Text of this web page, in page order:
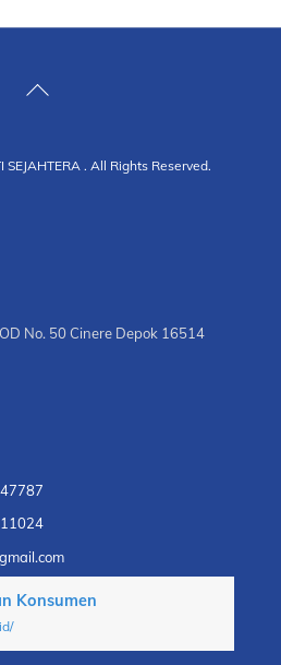
Back
. All Rights Reserved.
No. 50 Cinere Depok 16514
Konsumen